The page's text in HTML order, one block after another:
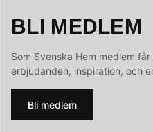
BLI MEDLEM
Som Svenska Hem medlem
erbjudanden, inspiration, och
Bli medlem